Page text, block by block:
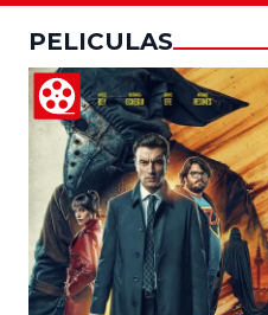
PELICULAS